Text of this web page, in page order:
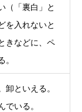
（「裏白」と
を入れないと
きなどに、ペ
といえる。
いる。